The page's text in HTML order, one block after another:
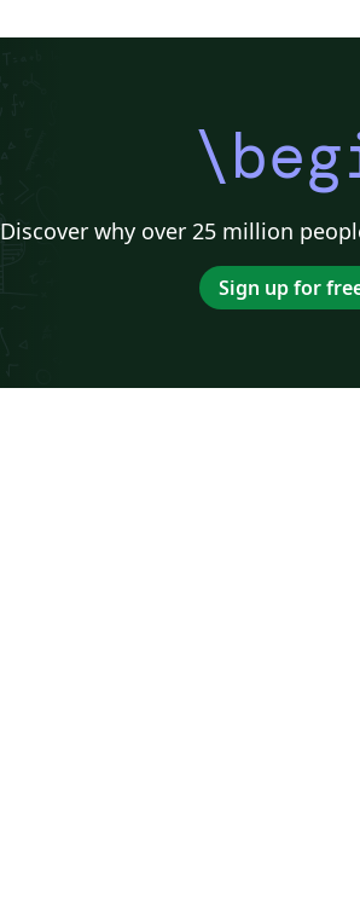
Discover why over 25 million
Sign up for